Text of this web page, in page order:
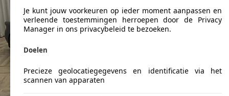
Je kunt jouw voorkeuren op ieder moment aanpassen en
verleende toestemmingen herroepen door de Privacy
Manager in ons privacybeleid te bezoeken.
Doelen
Precieze geolocatiegegevens en identificatie via het
scannen van apparaten